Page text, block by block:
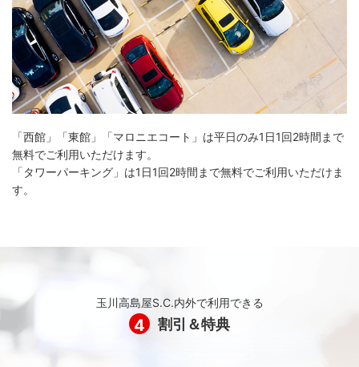
いプレゼント］
1カ月のカードショッピングご利用金額合計1,000円ごとに
基本ポイントが1ポイント。たまったポイントはさまざまな
商品と交換できます。また、年間のご利用金額に応じて翌
年度の獲得ポイントがアップする優遇サービス「わいわい
含め2年度有効です。
「西館」「東館」「マロニエコート」は平日のみ1日1回2時間まで
無料でご利用いただけます。
「タワーパーキング」は1日1回2時間まで無料でご利用いただけま
す。
玉川高島屋S.C.内外で利用できる
4 割引＆特典